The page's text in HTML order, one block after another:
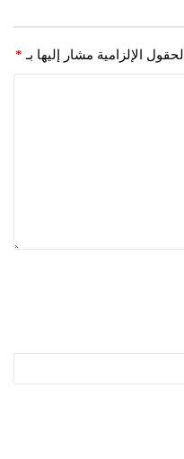
الحقول الإلزامية مشار إليها بـ *